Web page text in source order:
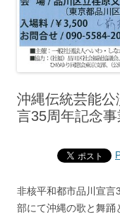
沖縄伝統芸能
言35周年記念事
非核平和都市品川宣言
部にて沖縄の歌と舞踊